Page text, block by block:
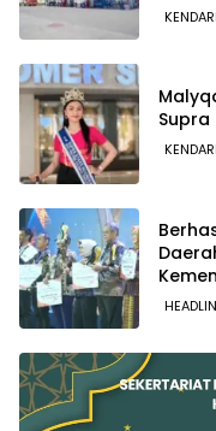
KENDARI
Supra
KENDARI